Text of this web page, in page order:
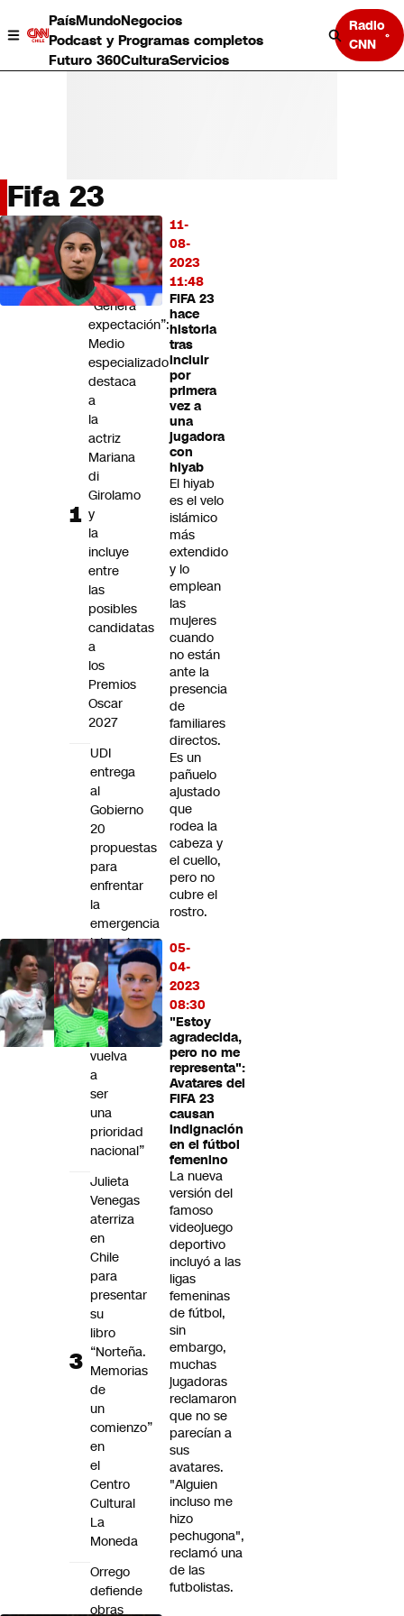
PaísMundoNegocios
Podcast y Programas completos
Futuro 360CulturaServicios
Radio
CNN
País
Mundo
Negocios
Deportes
Programas completos
CNN tiempo
Fifa 23
11-
08-
2023
11:48
FIFA 23
hace
historia
tras
incluir
por
primera
vez a
una
jugadora
con
hiyab
El hiyab
es el velo
islámico
más
extendido
y lo
emplean
las
mujeres
cuando
no están
ante la
presencia
de
familiares
directos.
Es un
pañuelo
ajustado
que
rodea la
cabeza y
el cuello,
pero no
cubre el
rostro.
05-
04-
2023
08:30
"Estoy
agradecida,
pero no me
representa":
Avatares del
FIFA 23
causan
indignación
en el fútbol
femenino
La nueva
versión del
famoso
videojuego
deportivo
incluyó a las
ligas
femeninas
de fútbol,
sin
embargo,
muchas
jugadoras
reclamaron
que no se
parecían a
sus
avatares.
"Alguien
incluso me
hizo
pechugona",
reclamó una
de las
futbolistas.
LO
MÁS
LEÍDO
“Genera
expectación”:
Medio
especializado
destaca
a
la
actriz
Mariana
di
Girolamo
y
la
incluye
entre
las
posibles
candidatas
a
los
Premios
Oscar
2027
UDI
entrega
al
Gobierno
20
propuestas
para
enfrentar
la
emergencia
laboral:
“Queremos
que
recuperar
el
trabajo
vuelva
a
ser
una
prioridad
nacional”
Julieta
Venegas
aterriza
en
Chile
para
presentar
su
libro
“Norteña.
Memorias
de
un
comienzo”
en
el
Centro
Cultural
La
Moneda
Orrego
defiende
obras